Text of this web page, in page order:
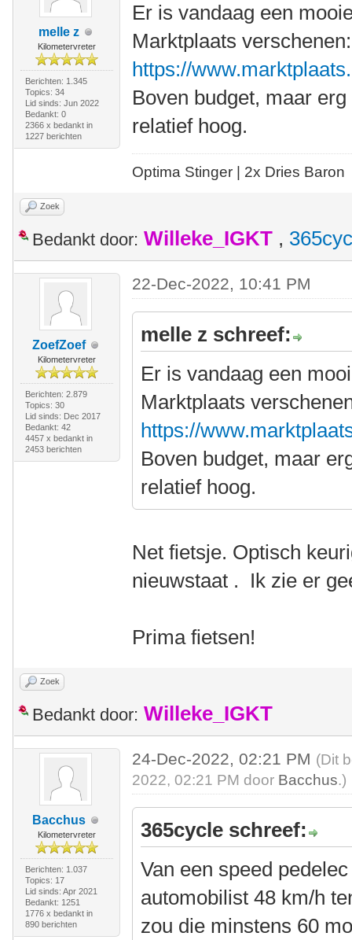
melle z
Kilometervreter
Berichten: 1.345
Topics: 34
Lid sinds: Jun 2022
Bedankt: 0
2366 x bedankt in
1227 berichten
Er is vandaag een
Marktplaats verschenen:
https://
Boven budget, maar
relatief hoog.
Optima Stinger | 2x Dries Baron
Zoek
Bedankt door: Willeke_IGKT ,
ZoefZoef
Kilometervreter
Berichten: 2.879
Topics: 30
Lid sinds: Dec 2017
Bedankt: 42
4457 x bedankt in
2453 berichten
22-Dec-2022, 10:41 PM
melle z schreef:
Er is vandaag een
Marktplaats
https://
Boven budget, maar
relatief hoog.
Net fietsje. Optisch
nieuwstaat . Ik zie er
Prima fietsen!
Zoek
Bedankt door: Willeke_IGKT
Bacchus
Kilometervreter
Berichten: 1.037
Topics: 17
Lid sinds: Apr 2021
Bedankt: 1251
1776 x bedankt in
890 berichten
24-Dec-2022, 02:21 PM (Dit
2022, 02:21 PM door Bacchus.)
365cycle schreef:
Van een speed
automobilist 48 km/h
zou die minstens 60